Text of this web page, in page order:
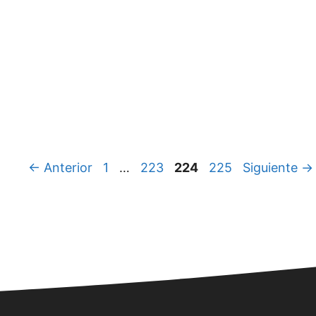
← Anterior Página
1 … Página
223 Página
224 Página
225 Siguiente →